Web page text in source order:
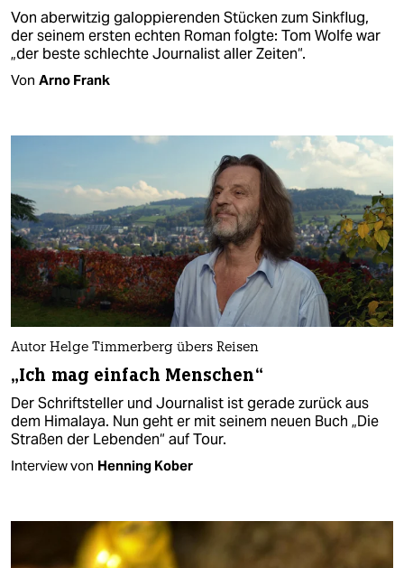
Von aberwitzig galoppierenden Stücken zum Sinkflug,
der seinem ersten echten Roman folgte: Tom Wolfe war
„der beste schlechte Journalist aller Zeiten“.
Von Arno Frank
Autor Helge Timmerberg übers Reisen
„Ich mag einfach Menschen“
Der Schriftsteller und Journalist ist gerade zurück aus
dem Himalaya. Nun geht er mit seinem neuen Buch „Die
Straßen der Lebenden“ auf Tour.
Interview von Henning Kober